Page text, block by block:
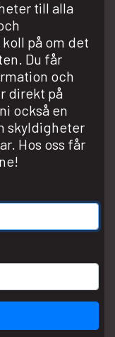
till alla
på om det
Du får
och
direkt på
också en
skyldigheter
Hos oss får